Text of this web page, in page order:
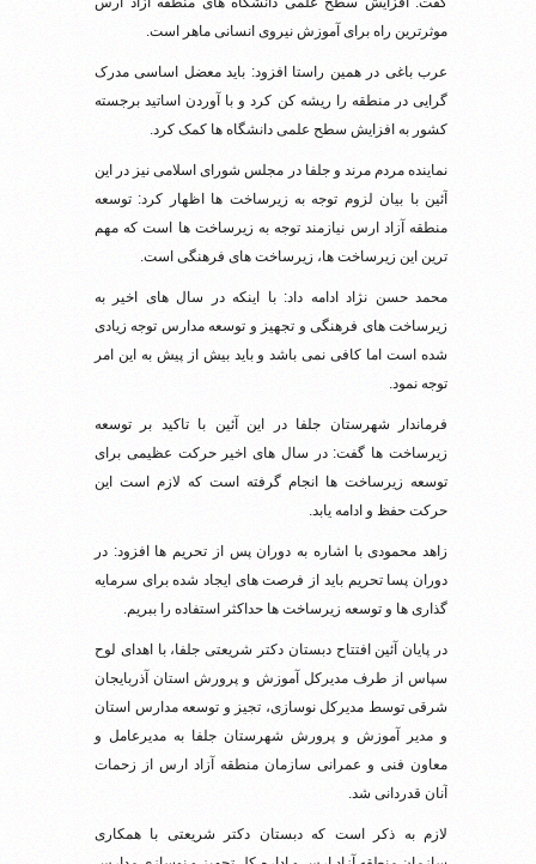
موثرترین راه برای آموزش نیروی انسانی ماهر است.
عرب باغی در همین راستا افزود: باید معضل اساسی مدرک
گرایی در منطقه را ریشه کن کرد و با آوردن اساتید برجسته
کشور به افزایش سطح علمی دانشگاه ها کمک کرد.
نماینده مردم مرند و جلفا در مجلس شورای اسلامی نیز در این
آئین با بیان لزوم توجه به زیرساخت ها اظهار کرد: توسعه
منطقه آزاد ارس نیازمند توجه به زیرساخت ها است که مهم
ترین این زیرساخت ها، زیرساخت های فرهنگی است.
محمد حسن نژاد ادامه داد: با اینکه در سال های اخیر به
زیرساخت های فرهنگی و تجهیز و توسعه مدارس توجه زیادی
شده است اما کافی نمی باشد و باید بیش از پیش به این امر
توجه نمود.
فرماندار شهرستان جلفا در این آئین با تاکید بر توسعه
زیرساخت ها گفت: در سال های اخیر حرکت عظیمی برای
توسعه زیرساخت ها انجام گرفته است که لازم است این
حرکت حفظ و ادامه یابد.
زاهد محمودی با اشاره به دوران پس از تحریم ها افزود: در
دوران پسا تحریم باید از فرصت های ایجاد شده برای سرمایه
گذاری ها و توسعه زیرساخت ها حداکثر استفاده را ببریم.
در پایان آئین افتتاح دبستان دکتر شریعتی جلفا، با اهدای لوح
سپاس از طرف مدیرکل آموزش و پرورش استان آذربایجان
شرقی توسط مدیرکل نوسازی، تجیز و توسعه مدارس استان
و مدیر آموزش و پرورش شهرستان جلفا به مدیرعامل و
معاون فنی و عمرانی سازمان منطقه آزاد ارس از زحمات
آنان قدردانی شد.
لازم به ذکر است که دبستان دکتر شریعتی با همکاری